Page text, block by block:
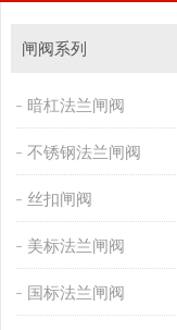
闸阀系列
暗杠法兰闸阀
不锈钢法兰闸阀
丝扣闸阀
美标法兰闸阀
国标法兰闸阀